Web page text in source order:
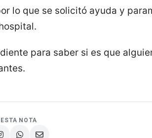
lo que se solicitó ayuda y
para saber si es que
NOTA